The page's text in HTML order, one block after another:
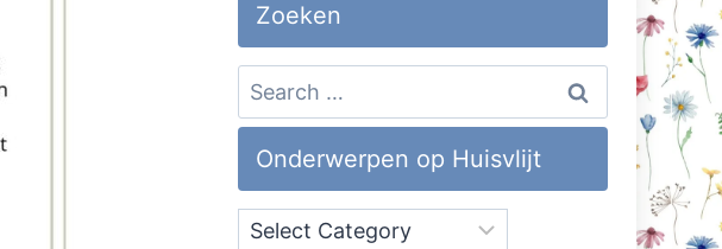
Zoeken
Search
for:
Onderwerpen op Huisvlijt
Onderwerpen